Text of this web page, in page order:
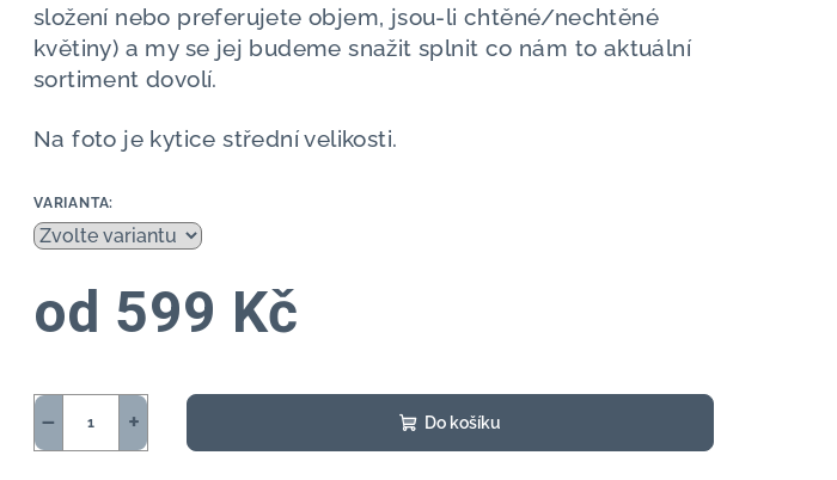
složení nebo preferujete objem, jsou-li chtěné/nechtěné
květiny) a my se jej budeme snažit splnit co nám to aktuální
sortiment dovolí.
Na foto je kytice střední velikosti.
VARIANTA:
od 599 Kč
cena:
+
− Do košíku